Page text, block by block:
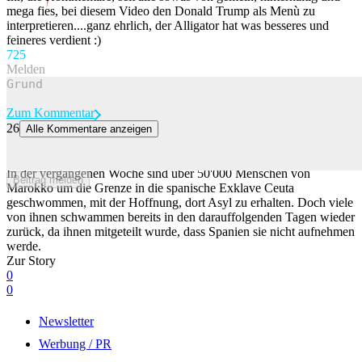
mega fies, bei diesem Video den Donald Trump als Menù zu
interpretieren....ganz ehrlich, der Alligator hat was besseres und
feineres verdient :)
725
Melden
Beitrag melden
Zum Kommentar
26 Alle Kommentare anzeigen
In der vergangenen Woche sind über 50'000 Menschen von
Marokko um die Grenze in die spanische Exklave Ceuta
geschwommen, mit der Hoffnung, dort Asyl zu erhalten. Doch viele
von ihnen schwammen bereits in den darauffolgenden Tagen wieder
zurück, da ihnen mitgeteilt wurde, dass Spanien sie nicht aufnehmen
werde.
Zur Story
0
0
Newsletter
Werbung / PR